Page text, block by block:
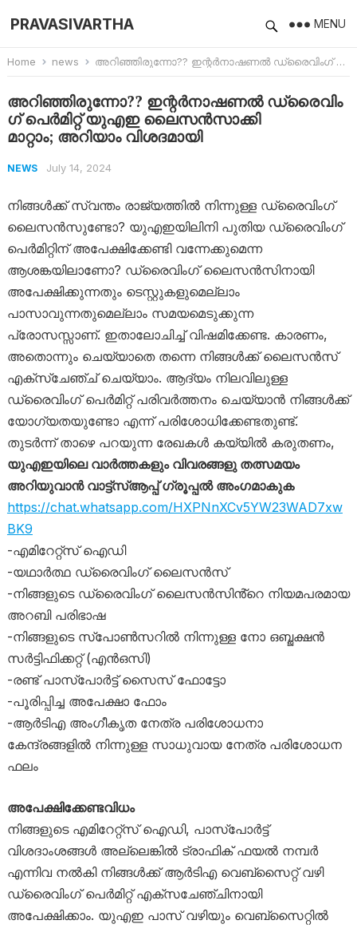
PRAVASIVARTHA MENU
Home news അറിഞ്ഞിരുന്നോ?? ഇ​ന്റർനാഷണൽ ഡ്രൈവിം​ഗ് പെർമിറ്റ് യുഎഇ ലൈസൻസാക്കി മാറ്റാം; അറിയാം വിശദമായി
അറിഞ്ഞിരുന്നോ?? ഇ​ന്റർനാഷണൽ ഡ്രൈവിം​
ഗ് പെർമിറ്റ് യുഎഇ ലൈസൻസാക്കി
മാറ്റാം; അറിയാം വിശദമായി
NEWS July 14, 2024
നിങ്ങൾക്ക് സ്വന്തം രാജ്യത്തിൽ നിന്നുള്ള ഡ്രൈവിം​ഗ്
ലൈസൻസുണ്ടോ? യുഎഇയിലിനി പുതിയ ഡ്രൈവിം​ഗ്
പെർമിറ്റിന് അപേക്ഷിക്കേണ്ടി വന്നേക്കുമെന്ന
ആശങ്കയിലാണോ? ഡ്രൈവിം​ഗ് ലൈസൻസിനായി
അപേക്ഷിക്കുന്നതും ടെസ്റ്റുകളുമെല്ലാം
പാസാവുന്നതുമെല്ലാം സമയമെടുക്കുന്ന
പ്രോസസ്സാണ്. ഇതാലോചിച്ച് വിഷമിക്കേണ്ട. കാരണം,
അതൊന്നും ചെയ്യാതെ തന്നെ നിങ്ങൾക്ക് ലൈസൻസ്
എക്സ്ചേഞ്ച് ചെയ്യാം. ആദ്യം നിലവിലുള്ള
ഡ്രൈവിം​ഗ് പെർമിറ്റ് പരിവർത്തനം ചെയ്യാൻ നിങ്ങൾക്ക്
യോ​ഗ്യതയുണ്ടോ എന്ന് പരിശോധിക്കേണ്ടതുണ്ട്.
തുടർന്ന് താഴെ പറയുന്ന രേഖകൾ കയ്യിൽ കരുതണം,
യുഎഇയിലെ വാർത്തകളും വിവരങ്ങളു തത്സമയം
അറിയുവാൻ വാട്ട്‌സ്ആപ്പ് ഗ്രൂപ്പൽ അംഗമാകുക
https://chat.whatsapp.com/HXPNnXCv5YW23WAD7xw
BK9
-എമിറേറ്റ്സ് ഐഡി
-യഥാർത്ഥ ഡ്രൈവിംഗ് ലൈസൻസ്
-നിങ്ങളുടെ ഡ്രൈവിംഗ് ലൈസൻസിൻ്റെ നിയമപരമായ
അറബി പരിഭാഷ
-നിങ്ങളുടെ സ്പോൺസറിൽ നിന്നുള്ള നോ ഒബ്ജക്ഷൻ
സർട്ടിഫിക്കറ്റ് (എൻഒസി)
-രണ്ട് പാസ്‌പോർട്ട് സൈസ് ഫോട്ടോ
-പൂരിപ്പിച്ച അപേക്ഷാ ഫോം
-ആർടിഎ അംഗീകൃത നേത്ര പരിശോധനാ
കേന്ദ്രങ്ങളിൽ നിന്നുള്ള സാധുവായ നേത്ര പരിശോധന
ഫലം
അപേക്ഷിക്കേണ്ടവിധം
നിങ്ങളുടെ എമിറേറ്റ്‌സ് ഐഡി, പാസ്‌പോർട്ട്
വിശദാംശങ്ങൾ അല്ലെങ്കിൽ ട്രാഫിക് ഫയൽ നമ്പർ
എന്നിവ നൽകി നിങ്ങൾക്ക് ആർടിഎ വെബ്‌സൈറ്റ് വഴി
ഡ്രൈവിം​ഗ് പെർമിറ്റ് എക്സചേഞ്ചിനായി
അപേക്ഷിക്കാം. യുഎഇ പാസ് വഴിയും വെബ്സൈറ്റിൽ